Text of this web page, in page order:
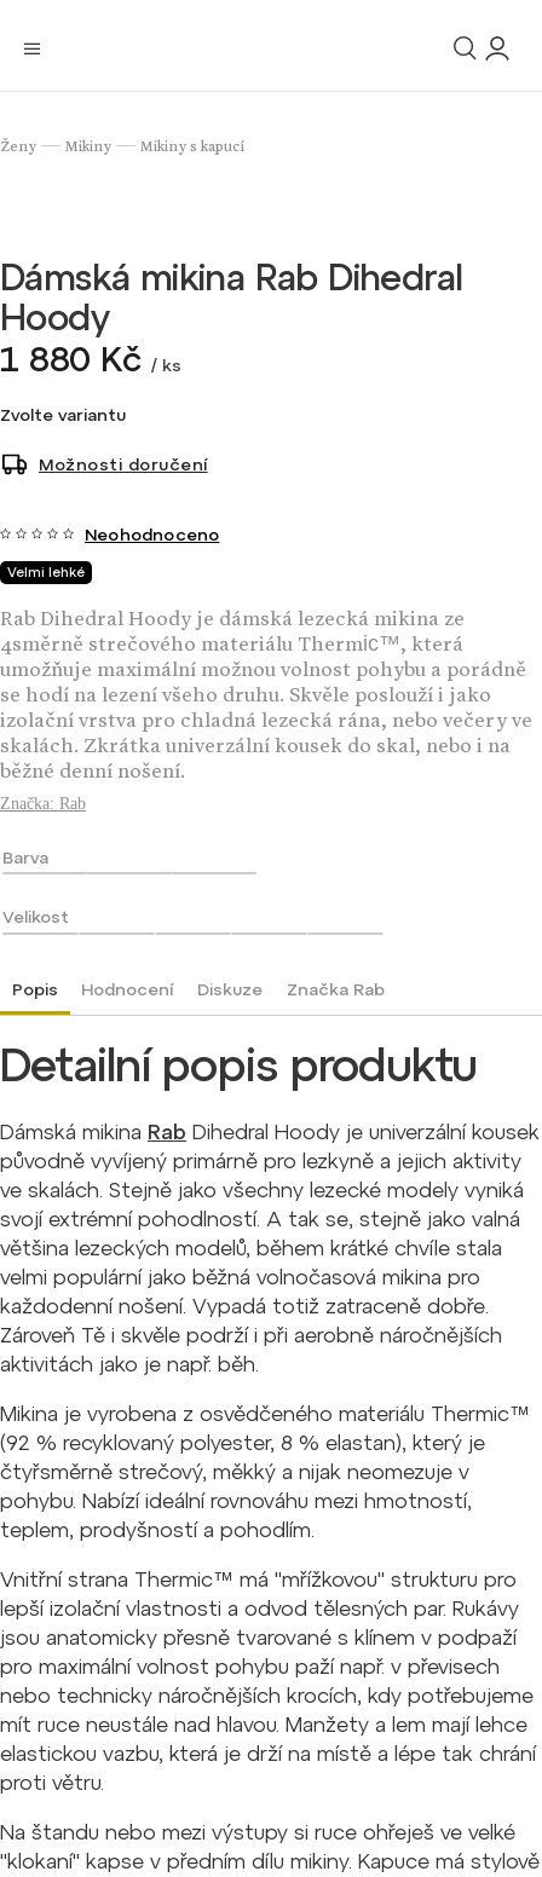
Ženy / Mikiny / Mikiny s kapucí
Dámská mikina Rab Dihedral
Hoody
1 880 Kč / ks
Zvolte variantu
Možnosti doručení
Velmi lehké
Neohodnoceno
Rab Dihedral Hoody je dámská lezecká mikina ze
4směrně strečového materiálu Thermic™, která
umožňuje maximální možnou volnost pohybu a porádně
se hodí na lezení všeho druhu. Skvěle poslouží i jako
izolační vrstva pro chladná lezecká rána, nebo večery ve
skalách. Zkrátka univerzální kousek do skal, nebo i na
běžné denní nošení.
Značka: Rab
Barva
Velikost
Popis Hodnocení Diskuze ZnačkaRab
Detailní popis produktu
Dámská mikina Rab Dihedral Hoody je univerzální kousek
původně vyvíjený primárně pro lezkyně a jejich aktivity
ve skalách. Stejně jako všechny lezecké modely vyniká
svojí extrémní pohodlností. A tak se, stejně jako valná
většina lezeckých modelů, během krátké chvíle stala
velmi populární jako běžná volnočasová mikina pro
každodenní nošení. Vypadá totiž zatraceně dobře.
Zároveň Tě i skvěle podrží i při aerobně náročnějších
aktivitách jako je např. běh.
Mikina je vyrobena z osvědčeného materiálu Thermic™
(92 % recyklovaný polyester, 8 % elastan), který je
čtyřsměrně strečový, měkký a nijak neomezuje v
pohybu. Nabízí ideální rovnováhu mezi hmotností,
teplem, prodyšností a pohodlím.
Vnitřní strana Thermic™ má "mřížkovou" strukturu pro
lepší izolační vlastnosti a odvod tělesných par. Rukávy
jsou anatomicky přesně tvarované s klínem v podpaží
pro maximální volnost pohybu paží např. v převisech
nebo technicky náročnějších krocích, kdy potřebujeme
mít ruce neustále nad hlavou. Manžety a lem mají lehce
elastickou vazbu, která je drží na místě a lépe tak chrání
proti větru.
Na štandu nebo mezi výstupy si ruce ohřeješ ve velké
"klokaní" kapse v předním dílu mikiny. Kapuce má stylově